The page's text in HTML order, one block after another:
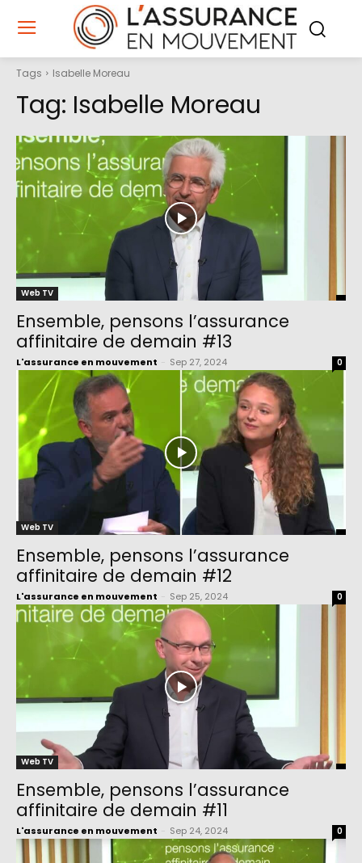
Tags Isabelle Moreau
Tag: Isabelle Moreau
Web TV
Ensemble, pensons l’assurance
affinitaire de demain #13
L'assurance en mouvement Sep 27, 2024 0
Web TV
Ensemble, pensons l’assurance
affinitaire de demain #12
L'assurance en mouvement Sep 25, 2024 0
Web TV
Ensemble, pensons l’assurance
affinitaire de demain #11
L'assurance en mouvement Sep 24, 2024 0